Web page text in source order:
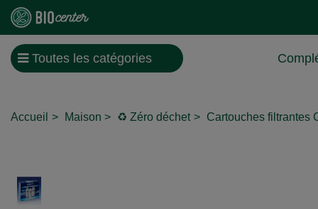
Toutes les catégories
Accueil Maison ♻️ Zéro déchet Cartouches filtrantes